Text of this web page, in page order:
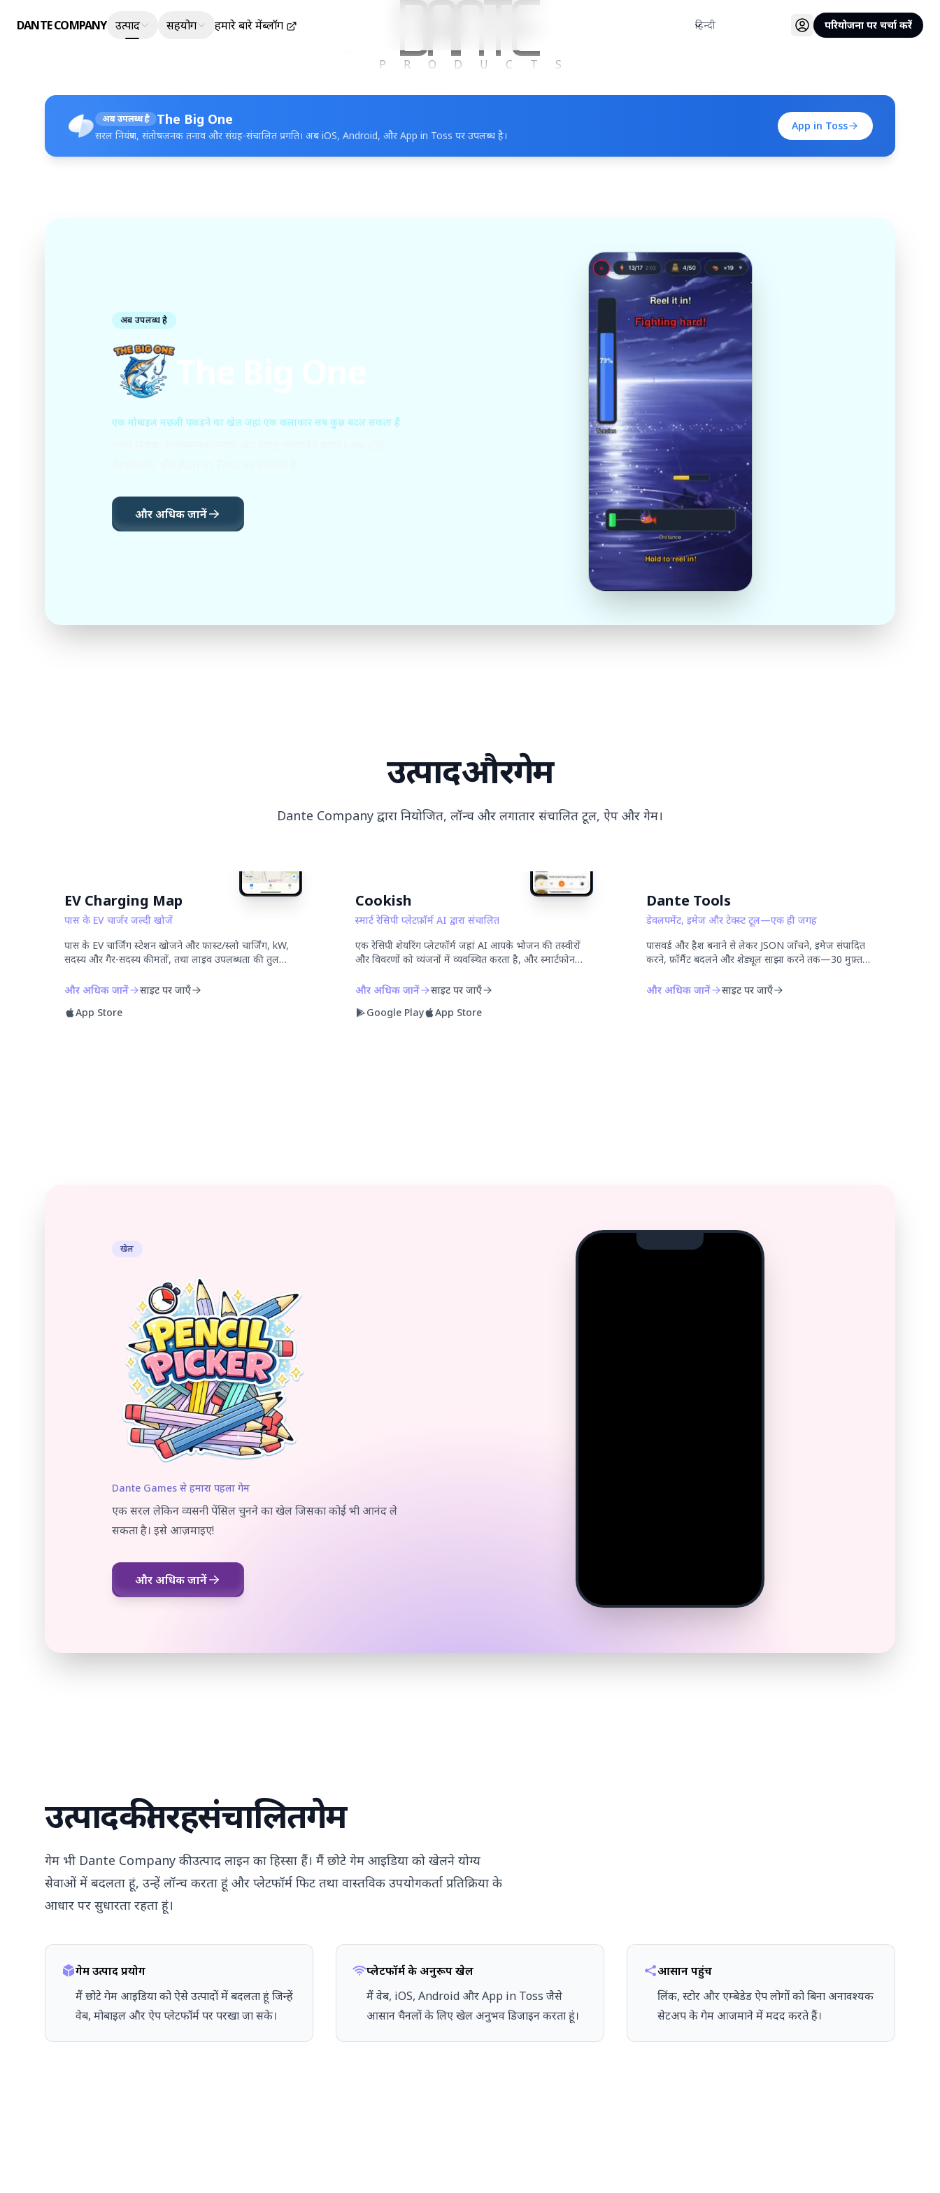
DANTE COMPANY उत्पाद सहयोग हमारे बारे मेंब्लॉग भाषा परियोजना पर चर्चा करें
PRODUCTS
अब उपलब्ध है The Big One
सरल नियंत्रण, संतोषजनक तनाव और संग्रह-संचालित प्रगति। अब iOS, Android, और App in Toss पर उपलब्ध है।
App in Toss
अब उपलब्ध है
एक मोबाइल मछली पकड़ने का खेल जहां एक कलाकार सब कुछ बदल सकता है
और अधिक जानें
उत्पादऔरगेम
Dante Company द्वारा नियोजित, लॉन्च और लगातार संचालित टूल, ऐप और गेम।
EV Charging Map
पास के EV चार्जर जल्दी खोजें
पास के EV चार्जिंग स्टेशन खोजने और फास्ट/स्लो चार्जिंग, kW,
सदस्य और गैर-सदस्य कीमतों, तथा लाइव उपलब्धता की तुलना
और अधिक जानें
साइट पर जाएँ
App Store
Cookish
स्मार्ट रेसिपी प्लेटफ़ॉर्म AI द्वारा संचालित
एक रेसिपी शेयरिंग प्लेटफॉर्म जहां AI आपके भोजन की तस्वीरों
और विवरणों को व्यंजनों में व्यवस्थित करता है, और स्मार्टफोन
और अधिक जानें
साइट पर जाएँ
Google Play
App Store
Dante Tools
डेवलपमेंट, इमेज और टेक्स्ट टूल—एक ही जगह
पासवर्ड और हैश बनाने से लेकर JSON जाँचने, इमेज संपादित
करने, फ़ॉर्मैट बदलने और शेड्यूल साझा करने तक—30 मुफ़्त
ज़रूरत।
और अधिक जानें साइट पर जाएँ
खेल
Dante Games से हमारा पहला गेम
एक सरल लेकिन व्यसनी पेंसिल चुनने का खेल जिसका कोई भी आनंद ले
सकता है। इसे आज़माइए!
और अधिक जानें
उत्पादकीतरहसंचालितगेम
गेम भी Dante Company की उत्पाद लाइन का हिस्सा हैं। मैं छोटे गेम आइडिया को खेलने योग्य
सेवाओं में बदलता हूं, उन्हें लॉन्च करता हूं और प्लेटफॉर्म फिट तथा वास्तविक उपयोगकर्ता प्रतिक्रिया के
आधार पर सुधारता रहता हूं।
गेम उत्पाद प्रयोग
मैं छोटे गेम आइडिया को ऐसे उत्पादों में बदलता हूं जिन्हें
वेब, मोबाइल और ऐप प्लेटफॉर्म पर परखा जा सके।
प्लेटफॉर्म के अनुरूप खेल
मैं वेब, iOS, Android और App in Toss जैसे
आसान चैनलों के लिए खेल अनुभव डिजाइन करता हूं।
आसान पहुंच
लिंक, स्टोर और एम्बेडेड ऐप लोगों को बिना अनावश्यक
सेटअप के गेम आजमाने में मदद करते हैं।